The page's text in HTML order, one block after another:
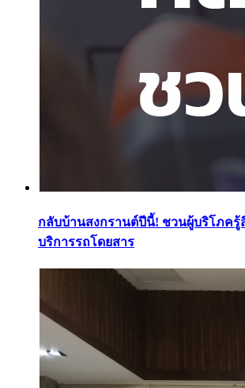
กลับบ้านสงกรานต์ปีนี้! ชวนผู้บริโภครู้
บริการรถโดยสาร